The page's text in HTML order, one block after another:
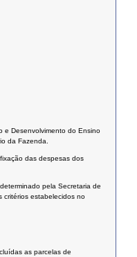
e Desenvolvimento do Ensino
da Fazenda.
das despesas dos
pela Secretaria de
critérios estabelecidos no
as parcelas de